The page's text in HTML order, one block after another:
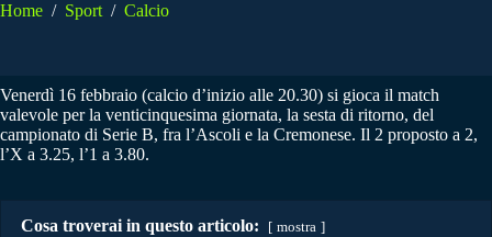
Home / Sport / Calcio
Venerdì 16 febbraio (calcio d’inizio alle 20.30) si gioca il match
valevole per la venticinquesima giornata, la sesta di ritorno, del
campionato di Serie B, fra l’Ascoli e la Cremonese. Il 2 proposto a 2,
l’X a 3.25, l’1 a 3.80.
Cosa troverai in questo articolo: mostra